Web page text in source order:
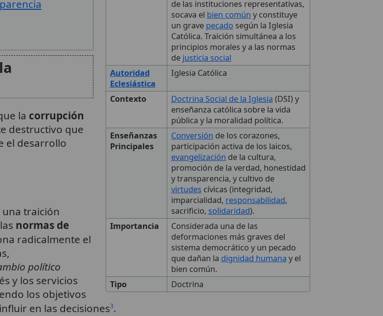
de las instituciones representativas,
socava el bien común y constituye
un grave pecado según la Iglesia
Católica. Traición simultánea a los
principios morales y a las normas
de justicia social
Autoridad
Eclesiástica
Iglesia Católica
Contexto Doctrina Social de la Iglesia (DSI) y
enseñanza católica sobre la vida
pública y la moralidad política.
Enseñanzas
Principales
Conversión de los corazones,
participación activa de los laicos,
evangelización de la cultura,
promoción de la verdad, honestidad
y transparencia, y cultivo de
virtudes cívicas (integridad,
imparcialidad, responsabilidad,
sacrificio, solidaridad).
Importancia
Considerada una de las
deformaciones más graves del
sistema democrático y un pecado
que dañan la dignidad humana y el
bien común.
Tipo
Doctrina
la corrupción
destructivo que
el desarrollo
traición
normas de
radicalmente el
político
y los servicios
los objetivos
en las decisiones3.